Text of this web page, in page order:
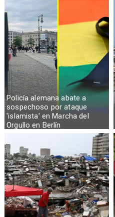
Policía alemana abate a
sospechoso por ataque
'islamista' en Marcha del
Orgullo en Berlín